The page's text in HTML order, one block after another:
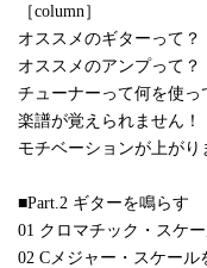
［column］
オススメのギターって？
オススメのアンプって？
チューナーって何を使っ
楽譜が覚えられません！
モチベーションが上がり
■Part.2 ギターを鳴らす
01 クロマチック・スケ
02 Cメジャー・スケール